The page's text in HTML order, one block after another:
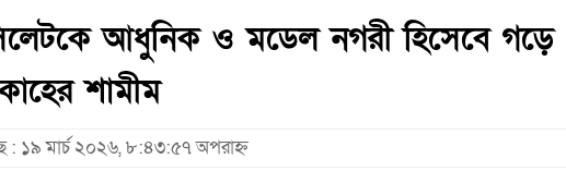
সিলেটকে আধুনিক ও মডেল নগরী হিসেবে গড়ে
শামীম
: ১৯ মার্চ ২০২৬, ৮:৪৩:৫৭ অপরাহ্ন